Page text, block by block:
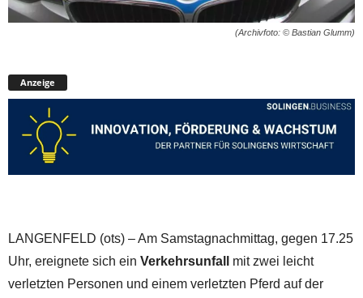
(Archivfoto: © Bastian Glumm)
Anzeige
LANGENFELD (ots) – Am Samstagnachmittag, gegen 17.25
Uhr, ereignete sich ein Verkehrsunfall
mit zwei leicht
verletzten Personen und einem verletzten Pferd auf der